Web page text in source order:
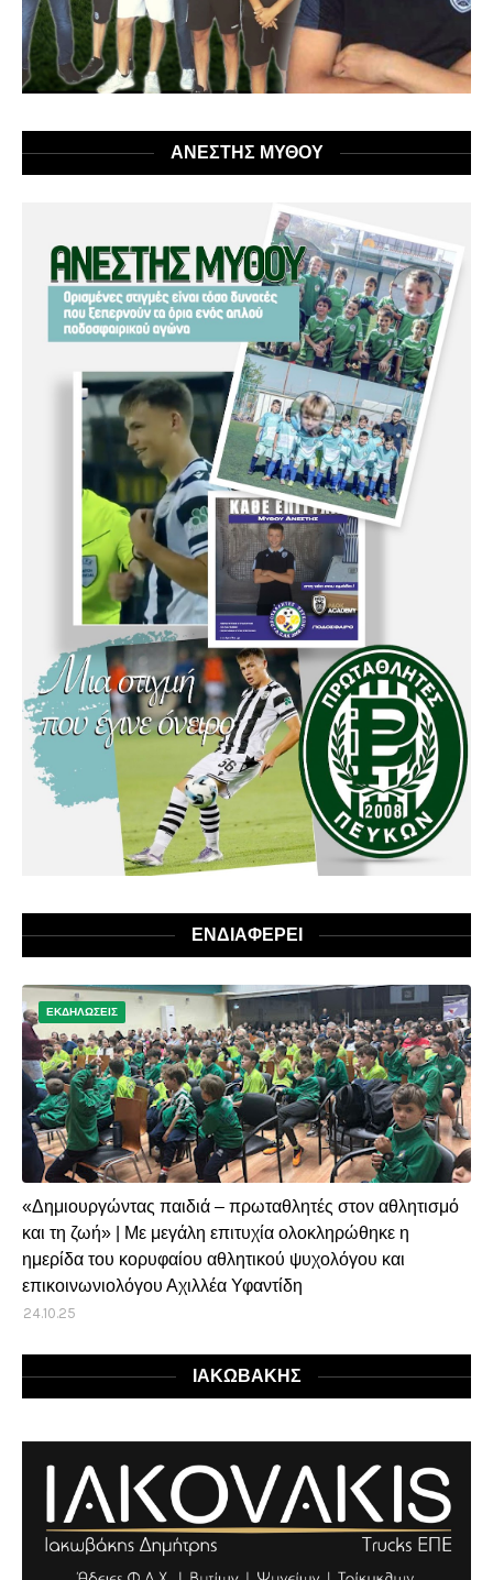
ΑΝΕΣΤΗΣ ΜΥΘΟΥ
ΕΝΔΙΑΦΕΡΕΙ
ΕΚΔΗΛΩΣΕΙΣ
«Δημιουργώντας παιδιά – πρωταθλητές στον αθλητισμό
και τη ζωή» | Με μεγάλη επιτυχία ολοκληρώθηκε η
ημερίδα του κορυφαίου αθλητικού ψυχολόγου και
επικοινωνιολόγου Αχιλλέα Υφαντίδη
24.10.25
ΙΑΚΩΒΑΚΗΣ